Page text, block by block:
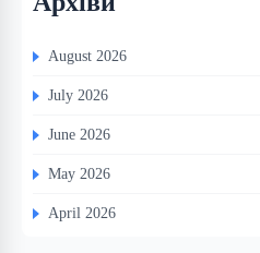
August 2026
July 2026
June 2026
May 2026
April 2026